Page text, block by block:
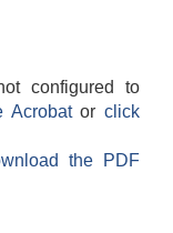
configured to
Acrobatorclick
the PDF